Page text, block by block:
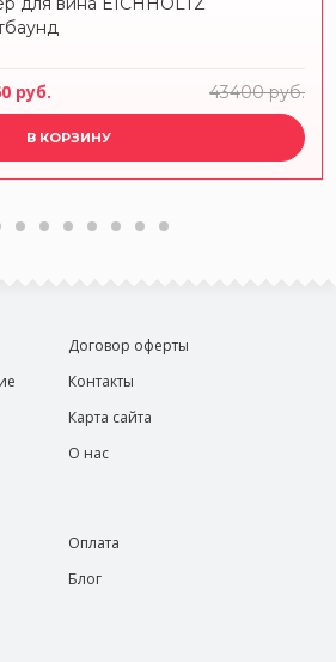
руб. 43400 руб.
В КОРЗИНУ
Договор оферты
Контакты
Карта сайта
О нас
Оплата
Блог